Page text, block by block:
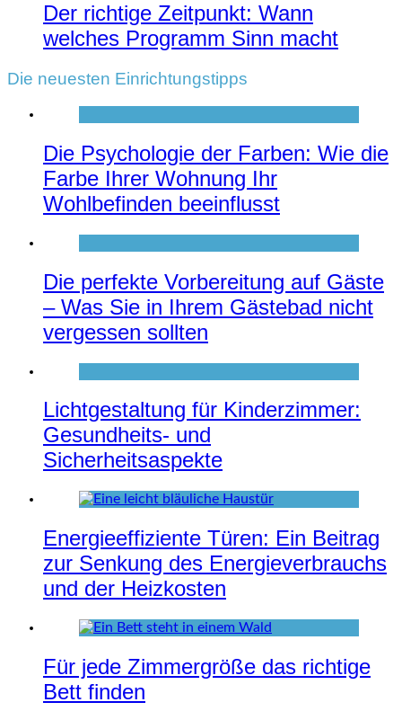
Der richtige Zeitpunkt: Wann
welches Programm Sinn macht
Die neuesten Einrichtungstipps
Die Psychologie der Farben: Wie die
Farbe Ihrer Wohnung Ihr
Wohlbefinden beeinflusst
Die perfekte Vorbereitung auf Gäste
– Was Sie in Ihrem Gästebad nicht
vergessen sollten
Lichtgestaltung für Kinderzimmer:
Gesundheits- und
Sicherheitsaspekte
Energieeffiziente Türen: Ein Beitrag
zur Senkung des Energieverbrauchs
und der Heizkosten
Für jede Zimmergröße das richtige
Bett finden